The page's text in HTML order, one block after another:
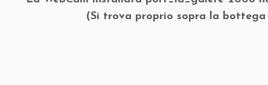
(Si trova proprio sopra la bottega